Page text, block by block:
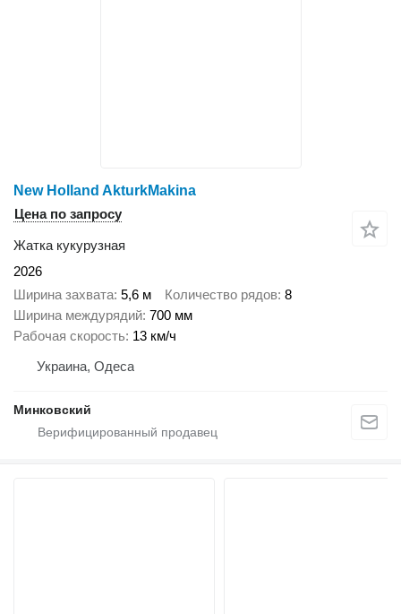
New Holland AkturkMakina
Цена по запросу
Жатка кукурузная
2026
Ширина захвата 5,6 м Количество рядов 8
Ширина междурядий 700 мм
Рабочая скорость 13 км/ч
Украина, Одеса
Минковский